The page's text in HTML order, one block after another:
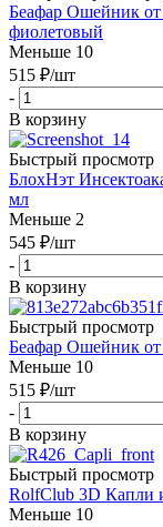
Беафар Ошейник
фиолетовый
Меньше 10
515 ₽/шт
-
В корзину
Быстрый просмотр
БлохНэт
мл
Меньше 2
545 ₽/шт
-
В корзину
Быстрый просмотр
Беафар Ошейник от
Меньше 10
515 ₽/шт
-
В корзину
Быстрый просмотр
RolfClub 3D Капли
Меньше 10